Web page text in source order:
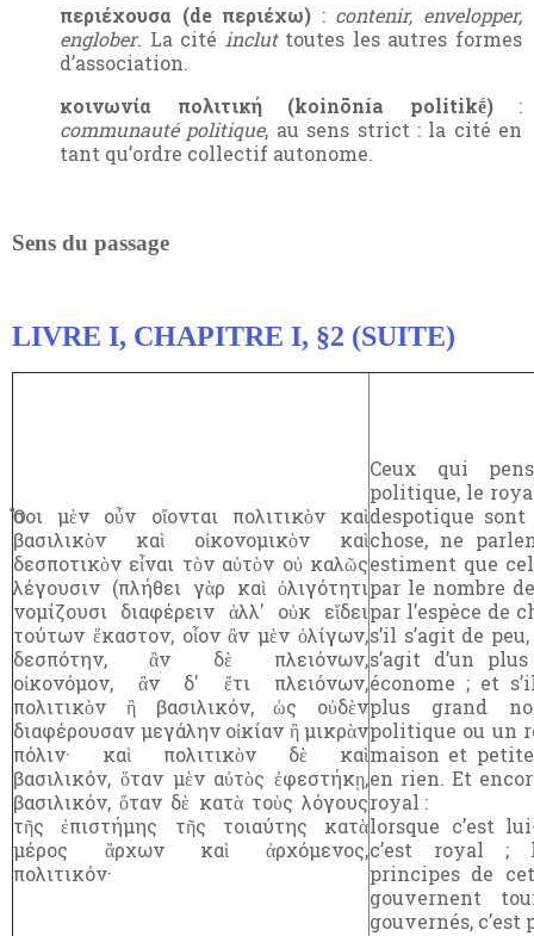
περιέχουσα (de περιέχω) : contenir, envelopper,
englober. La cité incluttoutes les autres formes
d’association.
κοινωνία πολιτική (koinōnía politikḗ):
communauté politique, au sens strict : la cité en
tant qu’ordre collectif autonome.
Sens du passage
LIVRE I, CHAPITRE I, §2 (SUITE)
Ὅσοι μὲν οὖν οἴονται πολιτικὸν καὶ
βασιλικὸν καὶ οἰκονομικὸν καὶ
δεσποτικὸν εἶναι τὸν αὐτὸν οὐ καλῶς
λέγουσιν (πλήθει γὰρ καὶ ὀλιγότητι
νομίζουσι διαφέρειν ἀλλ' οὐκ εἴδει
τούτων ἕκαστον, οἷον ἂν μὲν ὀλίγων,
δεσπότην, ἂν δὲ πλειόνων,
οἰκονόμον, ἂν δ' ἔτι πλειόνων,
πολιτικὸν ἢ βασιλικόν, ὡς οὐδὲν
διαφέρουσαν μεγάλην οἰκίαν ἢ μικρὰν
πόλιν· καὶ πολιτικὸν δὲ καὶ
βασιλικόν, ὅταν μὲν αὐτὸς ἐφεστήκῃ,
βασιλικόν, ὅταν δὲ κατὰ τοὺς λόγους
τῆς ἐπιστήμης τῆς τοιαύτης κατὰ
μέρος ἄρχων καὶ ἀρχόμενος,
πολιτικόν·
Ceux qui
politique, le
despotique
chose, ne
estiment que
par le nombre
par l’espèce de
s’il s’agit de
s’agit d’un
économe ; et
plus grand
politique ou un
maison et
en rien. Et
royal :
lorsque c’est
c’est royal ;
principes de
gouvernent
gouvernés,